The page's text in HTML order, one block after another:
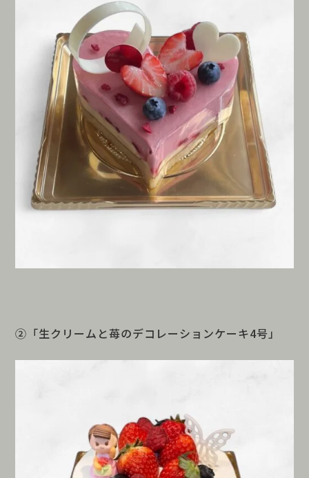
②「生クリームと苺のデコレーションケーキ4号」